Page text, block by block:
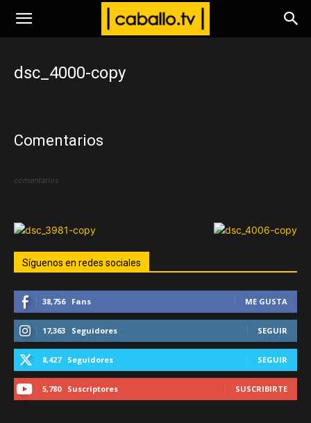
www.caballo.tv
dsc_4000-copy
Comentarios
comentarios
Síguenos en redes sociales
38,756 Fans ME GUSTA
17,363 Seguidores SEGUIR
8,427 Seguidores SEGUIR
5,780 Suscriptores SUSCRIBIRTE